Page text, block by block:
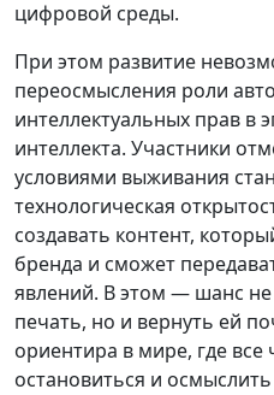
цифровой среды.
При этом развитие
переосмысления роли
интеллектуальных прав в
интеллекта. Участники
условиями выживания
технологическая
создавать контент,
бренда и сможет
явлений. В этом — шанс не
печать, но и вернуть ей
ориентира в мире, где
остановиться и